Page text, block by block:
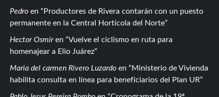
Pedro en
Productores de Rivera contarán con un puesto
permanente en la Central Hortícola del Norte
Hector Osmiren
Vuelve el ciclismo en ruta para
homenajear a Elio Juárez
Maria del carmen Rivero Luzardo en
Ministerio de Vivienda
habilita consulta en línea para beneficiarios del Plan UR